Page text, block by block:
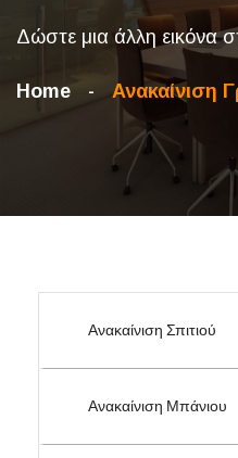
Δώστε μια άλλη εικόνα
Home Ανακαίνιση
Ανακαίνιση Σπιτιού
Ανακαίνιση Μπάνιου